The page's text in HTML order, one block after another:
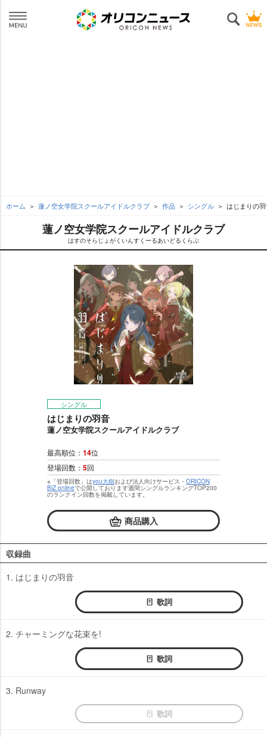
ホーム 蓮ノ空女学院スクールアイドルクラブ 作品 シングル はじまりの
蓮ノ空女学院スクールアイドルクラブ
はすのそらじょがくいんすくーるあいどるくらぶ
シングル
はじまりの羽音
蓮ノ空女学院スクールアイドルクラブ
最高順位： 14位
登場回数： 5回
※「登場回数」はyou大樹および法人向けサービス・ ORICON
BiZ onlineで公開しております週間シングルランキングTOP200
のランクイン回数を掲載しています。
商品購入
収録曲
1. はじまりの羽音
歌詞
2. チャーミングな花束を!
歌詞
3. Runway
歌詞